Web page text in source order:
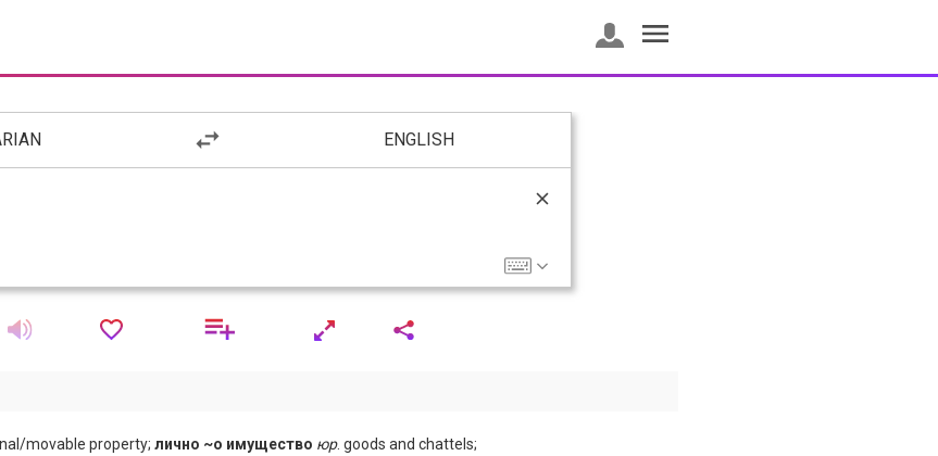
ENGLISH
movable property; лично ~о имущество юр. goods and chattels;